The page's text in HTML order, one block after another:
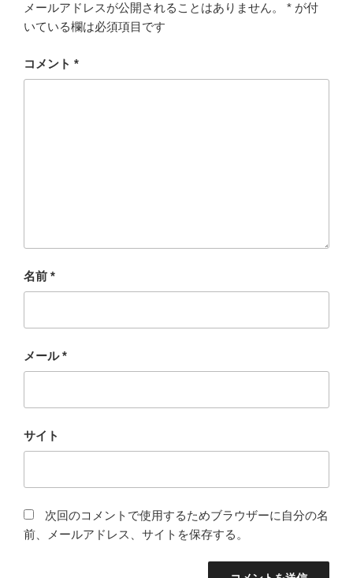
メールアドレスが公開されることはありません。 * が付
いている欄は必須項目です
コメント *
名前 *
メール*
サイト
次回のコメントで使用するためブラウザーに自分の名
前、メールアドレス、サイトを保存する。